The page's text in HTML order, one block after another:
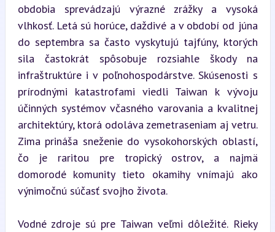
obdobia sprevádzajú výrazné zrážky a vysoká
vlhkosť. Letá sú horúce, daždivé a v období od júna
do septembra sa často vyskytujú tajfúny, ktorých
sila častokrát spôsobuje rozsiahle škody na
infraštruktúre i v poľnohospodárstve. Skúsenosti s
prírodnými katastrofami viedli Taiwan k vývoju
účinných systémov včasného varovania a kvalitnej
architektúry, ktorá odoláva zemetraseniam aj vetru.
Zima prináša sneženie do vysokohorských oblastí,
čo je raritou pre tropický ostrov, a najmä
domorodé komunity tieto okamihy vnímajú ako
výnimočnú súčasť svojho života.
Vodné zdroje sú pre Taiwan veľmi dôležité. Rieky